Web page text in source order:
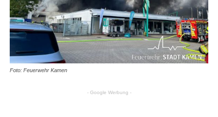
Foto: Feuerwehr Kamen
- Google Werbung -